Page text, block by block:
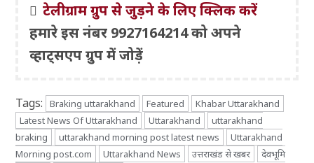
टेलीग्राम ग्रुप से जुड़ने के लिए क्लिक करें
हमारे इस नंबर 9927164214 को अपने
व्हाट्सएप ग्रुप में जोड़ें
Tags: Braking uttarakhand Featured
Khabar Uttarakhand
Latest News Of Uttarakhand
Uttarakhand
uttarakhand
braking
uttarakhand morning post latest news
Uttarakhand
Morning post.com
Uttarakhand News उत्तराखंड से खबर
देवभूमि